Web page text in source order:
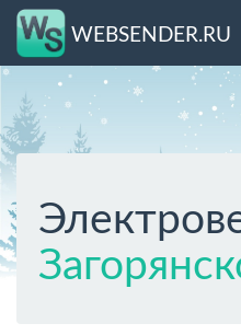
WEBSENDER.RU